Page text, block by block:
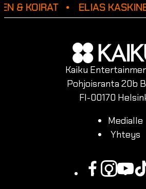
& KOIRAT ELIAS
Kaiku
Pohjoisranta 20b
FI-00170
Medialle
Yhteys
Facebook
Instagram